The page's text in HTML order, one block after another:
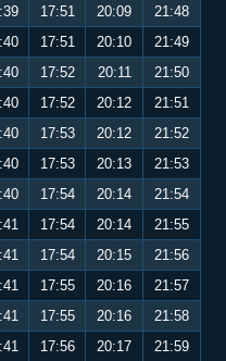
17:51 20:09
21:48
17:51 20:10
21:49
17:52 20:11
21:50
17:52 20:12
21:51
17:53 20:12
21:52
17:53 20:13
21:53
17:54 20:14
21:54
17:54 20:14
21:55
17:54 20:15
21:56
17:55 20:16
21:57
17:55 20:16
21:58
17:56 20:17
21:59